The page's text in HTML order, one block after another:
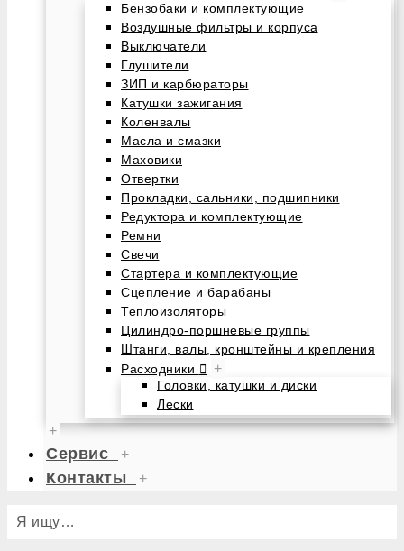
Бензобаки и комплектующие
Воздушные фильтры и корпуса
Выключатели
Глушители
ЗИП и карбюраторы
Катушки зажигания
Коленвалы
Масла и смазки
Маховики
Отвертки
Прокладки, сальники, подшипники
Редуктора и комплектующие
Ремни
Свечи
Стартера и комплектующие
Сцепление и барабаны
Теплоизоляторы
Цилиндро-поршневые группы
Штанги, валы, кронштейны и крепления
Расходники
+
Головки, катушки и диски
Лески
+
Сервис +
Контакты +
Я ищу…